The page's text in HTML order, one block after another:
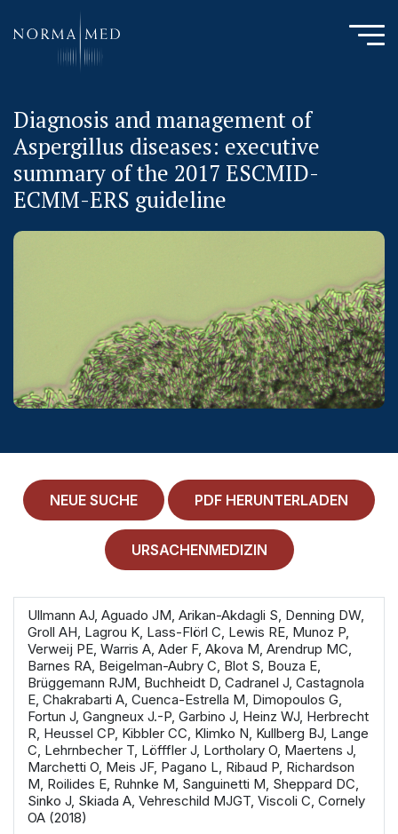
HOME
NEUES ZU SCHLAFSTÖRUNGEN
UNSERE METHODE
URSACHENMEDIZIN
LITERATURDATENBANK MIKROBIOLOGIE
KONTAKTIEREN SIE UNS
ANAMNESE
MEDICAL HISTORY
IMPRESSUM
ALLGEMEINE GESCHÄFTSBEDINGUNGEN
NORMAMED SERVICE
10117 Berlin
49 30 212 34 36 300
service@normamed.com
Diagnosis and management of
Aspergillus diseases: executive
summary of the 2017 ESCMID-
ECMM-ERS guideline
NEUE SUCHE PDF HERUNTERLADEN
URSACHENMEDIZIN
Ullmann AJ, Aguado JM, Arikan-Akdagli S, Denning DW,
Groll AH, Lagrou K, Lass-Flörl C, Lewis RE, Munoz P,
Verweij PE, Warris A, Ader F, Akova M, Arendrup MC,
Barnes RA, Beigelman-Aubry C, Blot S, Bouza E,
Brüggemann RJM, Buchheidt D, Cadranel J, Castagnola
E, Chakrabarti A, Cuenca-Estrella M, Dimopoulos G,
Fortun J, Gangneux J.-P, Garbino J, Heinz WJ, Herbrecht
R, Heussel CP, Kibbler CC, Klimko N, Kullberg BJ, Lange
C, Lehrnbecher T, Löfffler J, Lortholary O, Maertens J,
Marchetti O, Meis JF, Pagano L, Ribaud P, Richardson
M, Roilides E, Ruhnke M, Sanguinetti M, Sheppard DC,
Sinko J, Skiada A, Vehreschild MJGT, Viscoli C, Cornely
OA (2018)